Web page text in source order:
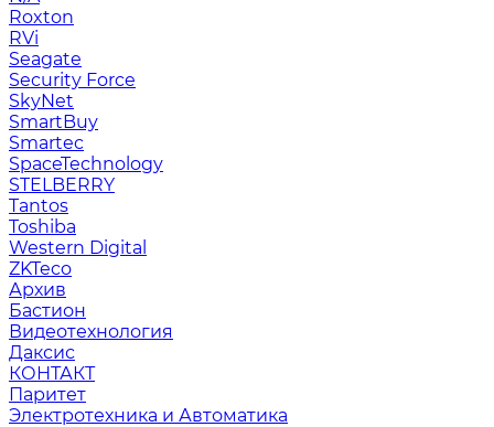
Roxton
RVi
Seagate
Security Force
SkyNet
SmartBuy
Smartec
SpaceTechnology
STELBERRY
Tantos
Toshiba
Western Digital
ZKTeco
Архив
Бастион
Видеотехнология
Даксис
КОНТАКТ
Паритет
Электротехника и Автоматика